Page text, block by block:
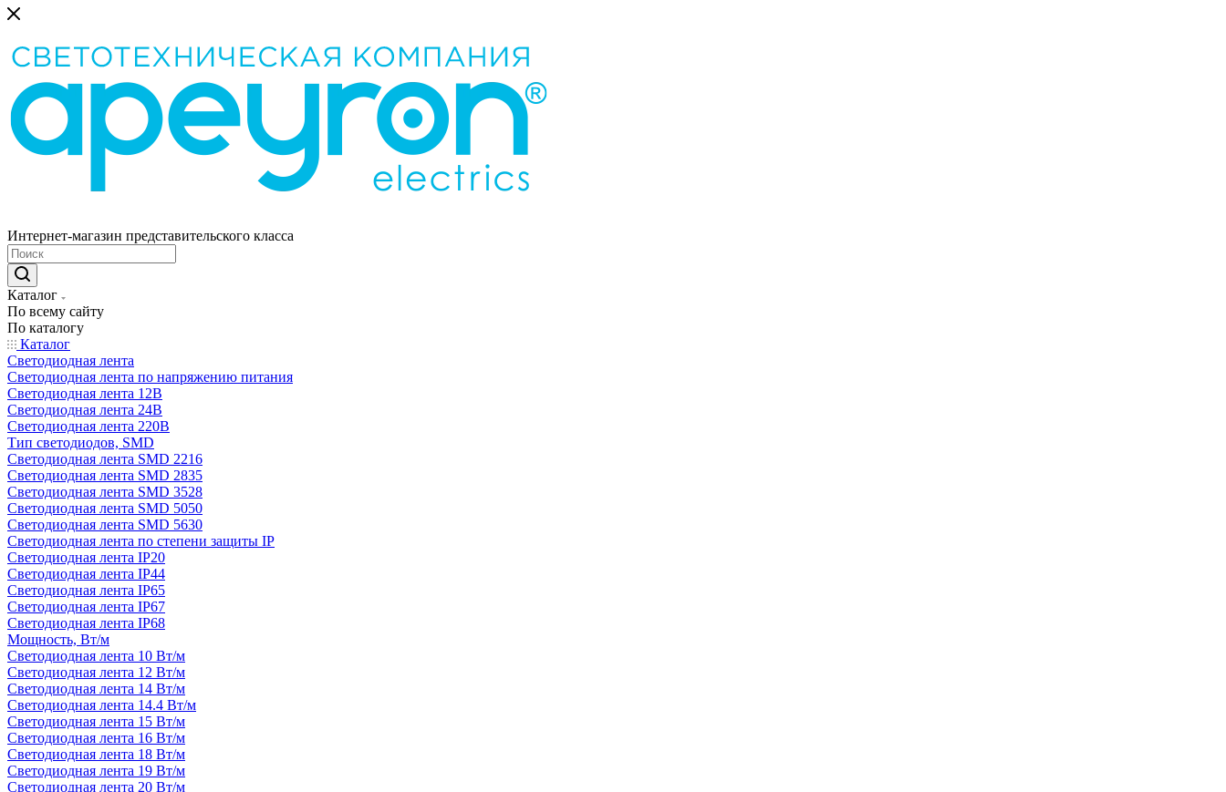
Интернет-магазин представительского класса
Каталог
По всему сайту
По каталогу
Каталог
Светодиодная лента
Светодиодная лента по напряжению питания
Светодиодная лента 12В
Светодиодная лента 24В
Светодиодная лента 220В
Тип светодиодов, SMD
Cветодиодная лента SMD 2216
Светодиодная лента SMD 2835
Светодиодная лента SMD 3528
Светодиодная лента SMD 5050
Светодиодная лента SMD 5630
Светодиодная лента по степени защиты IP
Светодиодная лента IP20
Светодиодная лента IP44
Светодиодная лента IP65
Светодиодная лента IP67
Светодиодная лента IP68
Мощность, Вт/м
Светодиодная лента 10 Вт/м
Светодиодная лента 12 Вт/м
Светодиодная лента 14 Вт/м
Светодиодная лента 14.4 Вт/м
Светодиодная лента 15 Вт/м
Светодиодная лента 16 Вт/м
Светодиодная лента 18 Вт/м
Светодиодная лента 19 Вт/м
Светодиодная лента 20 Вт/м